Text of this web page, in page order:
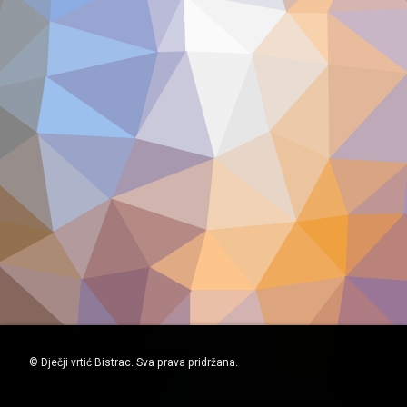
© Dječji vrtić Bistrac. Sva prava pridržana.